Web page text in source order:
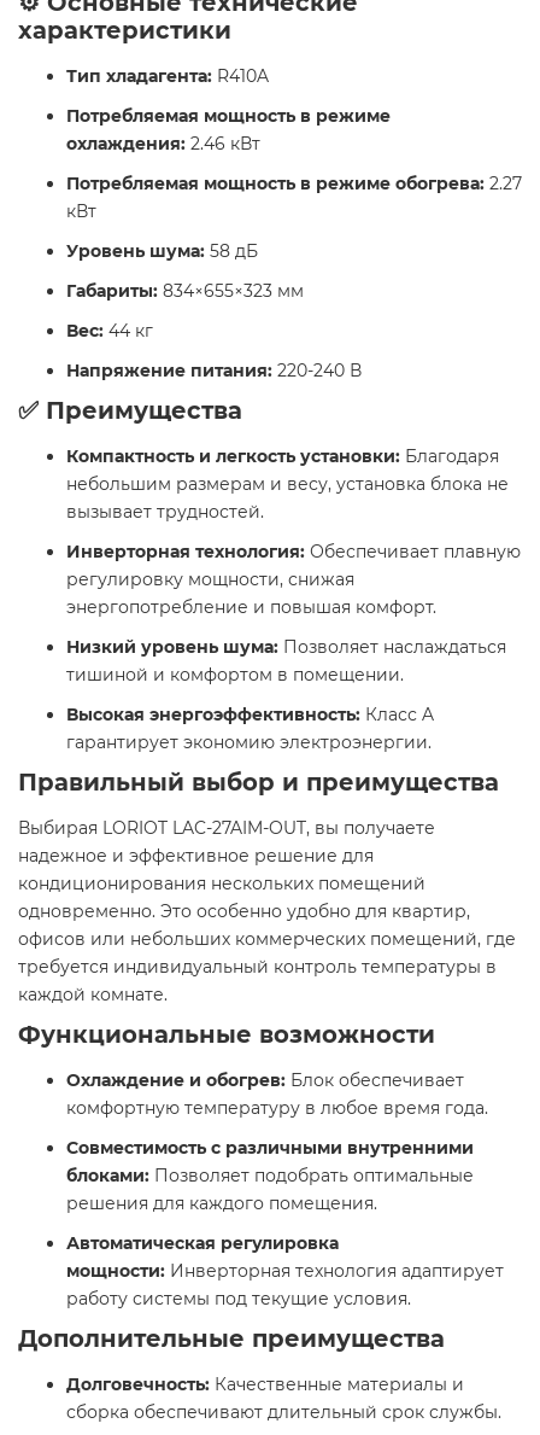
характеристики
Тип хладагента: R410A
Потребляемая мощность в режиме
охлаждения: 2.46 кВт​
Потребляемая мощность в режиме обогрева: 2.27
кВт​
Уровень шума: 58 дБ​
Габариты: 834×655×323 мм​
Вес: 44 кг​
Напряжение питания: 220-240 В​
✅ Преимущества
Компактность и легкость установки: Благодаря
небольшим размерам и весу, установка блока не
вызывает трудностей.​
Инверторная технология: Обеспечивает плавную
регулировку мощности, снижая
энергопотребление и повышая комфорт.​
Низкий уровень шума: Позволяет наслаждаться
тишиной и комфортом в помещении.​
Высокая энергоэффективность: Класс A
гарантирует экономию электроэнергии.​
Правильный выбор и преимущества
Выбирая LORIOT LAC-27AIM-OUT, вы получаете
надежное и эффективное решение для
кондиционирования нескольких помещений
одновременно. Это особенно удобно для квартир,
офисов или небольших коммерческих помещений, где
требуется индивидуальный контроль температуры в
каждой комнате.​
Функциональные возможности
Охлаждение и обогрев: Блок обеспечивает
комфортную температуру в любое время года.​
Совместимость с различными внутренними
блоками: Позволяет подобрать оптимальные
решения для каждого помещения.​
Автоматическая регулировка
мощности: Инверторная технология адаптирует
работу системы под текущие условия.​
Дополнительные преимущества
Долговечность: Качественные материалы и
сборка обеспечивают длительный срок службы.​